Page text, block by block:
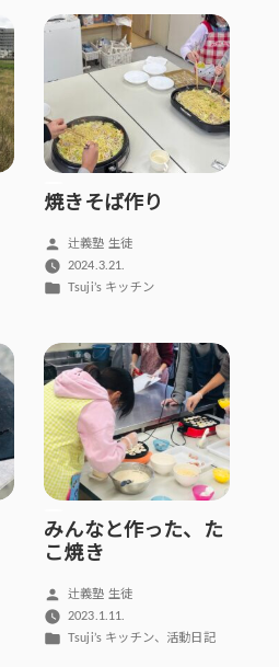
リ
ー:
焼きそば作り
投
稿
者:
辻義塾 生徒
2024.3.21.
カ
リ
ー:
Tsuji’s キッチン
みんなと作った、た
こ焼き
投
稿
者:
辻義塾 生徒
2023.1.11.
カ
Tsuji’s キッチン、 活動日記